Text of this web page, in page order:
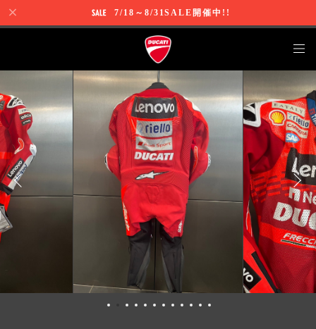
7/18～8/31SALE開催中!!